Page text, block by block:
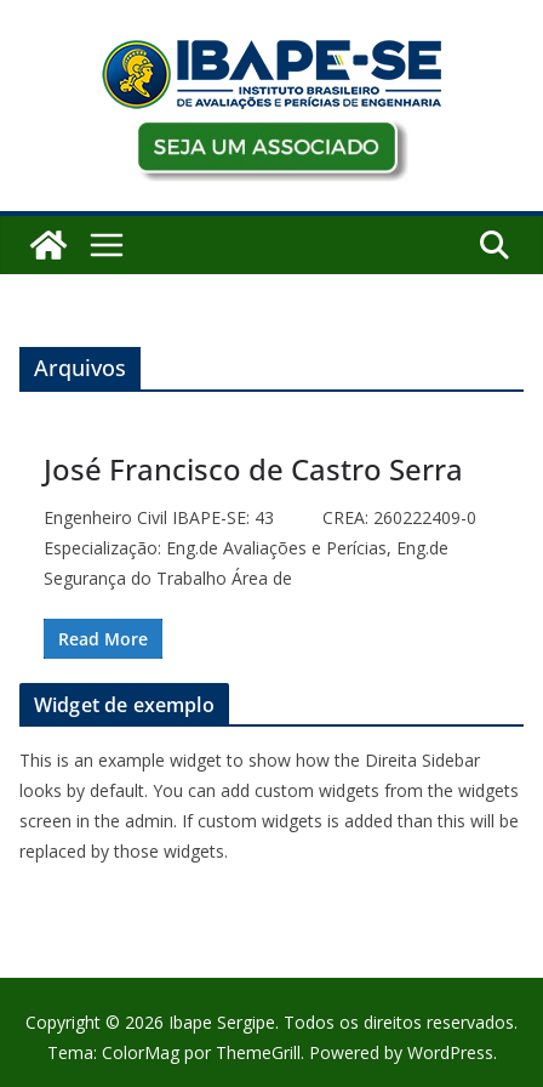
Arquivos
José Francisco de Castro Serra
Engenheiro Civil IBAPE-SE: 43 CREA: 260222409-0
Especialização: Eng.de Avaliações e Perícias, Eng.de
Segurança do Trabalho Área de
Read More
Widget de exemplo
This is an example widget to show how the Direita Sidebar
looks by default. You can add custom widgets from the widgets
screen in the admin. If custom widgets is added than this will be
replaced by those widgets.
Copyright © 2026 Ibape Sergipe. Todos os direitos reservados.
Tema: ColorMagpor ThemeGrill. Powered by WordPress.